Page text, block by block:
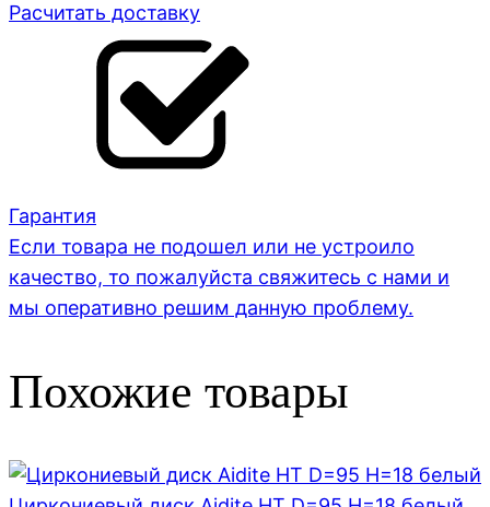
Расчитать доставку
Гарантия
Если товара не подошел или не устроило
качество, то пожалуйста свяжитесь с нами и
мы оперативно решим данную проблему.
Похожие товары